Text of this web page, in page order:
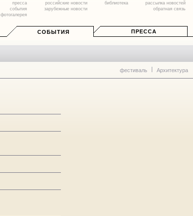
пресса
события
фотогалерея
российские новости
зарубежные новости
библиотека
рассылка новостей
обратная связь
СОБЫТИЯ ПРЕССА
фестиваль Архитектура